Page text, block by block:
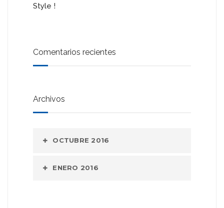
Style !
Comentarios recientes
Archivos
OCTUBRE 2016
ENERO 2016